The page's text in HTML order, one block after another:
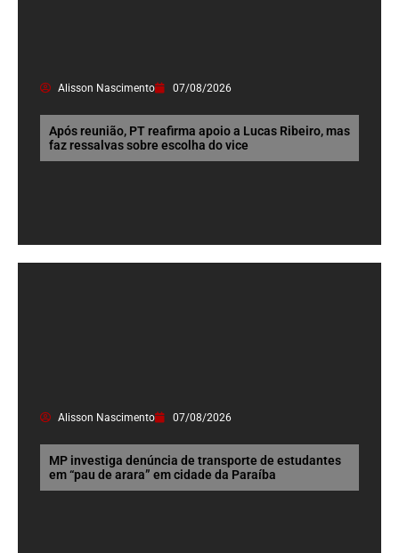
Alisson Nascimento 07/08/2026
Após reunião, PT reafirma apoio a Lucas Ribeiro, mas
faz ressalvas sobre escolha do vice
Alisson Nascimento 07/08/2026
MP investiga denúncia de transporte de estudantes
em “pau de arara” em cidade da Paraíba